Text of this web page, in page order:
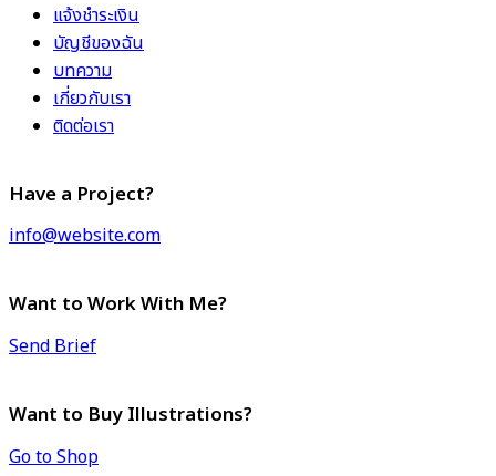
แจ้งชำระเงิน
บัญชีของฉัน
บทความ
เกี่ยวกับเรา
ติดต่อเรา
Have a Project?
info@website.com
Want to Work With Me?
Send Brief
Want to Buy Illustrations?
Go to Shop